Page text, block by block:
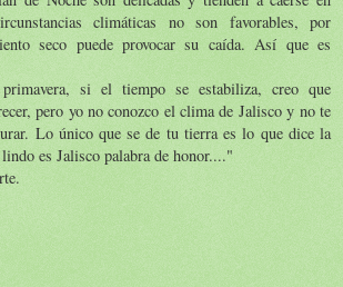
climáticas no son favorables, por
seco puede provocar su caída. Así que es
si el tiempo se estabiliza, creo que
pero yo no conozco el clima de Jalisco y no te
Lo único que se de tu tierra es lo que dice la
es Jalisco palabra de honor...."